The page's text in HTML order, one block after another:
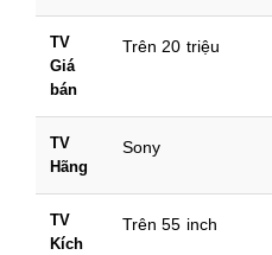
TV
Giá
bán
Trên 20 triệu
TV
Hãng
Sony
TV
Kích
Trên 55 inch